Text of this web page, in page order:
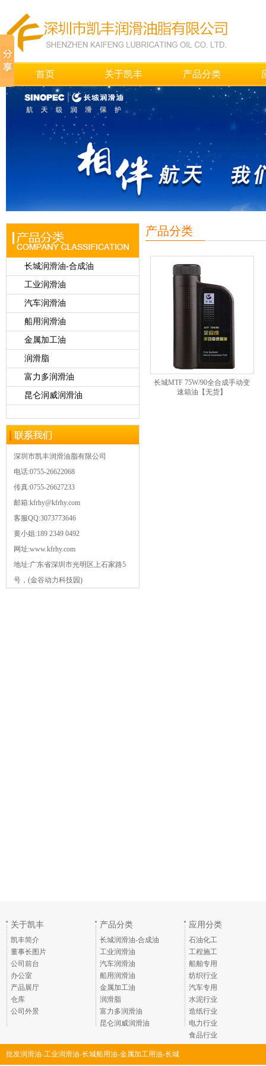
首页 关于凯丰 产品分类
长城润滑油-合成油
工业润滑油
汽车润滑油
船用润滑油
金属加工油
润滑脂
富力多润滑油
昆仑润威润滑油
深圳市凯丰润滑油脂有限公司
电话:0755-26622068
传真:0755-26627233
邮箱:kfrhy@kfrhy.com
客服QQ:3073773646
黄小姐:189 2349 0492
网址:www.kfrhy.com
地址:广东省深圳市光明区上石家路5
号，(金谷动力科技园)
产品分类
长城MTF 75W/90全合成手动变
速箱油【无货】
关于凯丰
凯丰简介
董事长图片
公司前台
办公室
产品展厅
仓库
公司外景
产品分类
长城润滑油-合成油
工业润滑油
汽车润滑油
船用润滑油
金属加工油
润滑脂
富力多润滑油
昆仑润威润滑油
应用分类
石油化工
工程施工
船舶专用
纺织行业
汽车专用
水泥行业
造纸行业
电力行业
食品行业
批发润滑油-工业润滑油-长城船用油-金属加工用油-长城